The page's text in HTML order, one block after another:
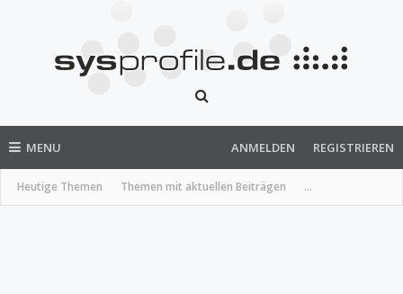
MENU
Heutige Themen Themen mit aktuellen Beiträgen ...
ANMELDEN REGISTRIEREN